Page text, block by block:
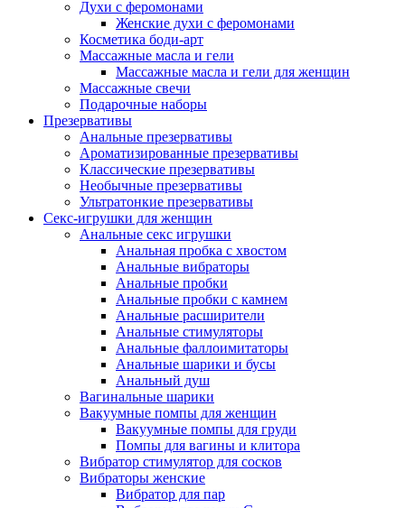
Духи с феромонами
Женские духи с феромонами
Косметика боди-арт
Массажные масла и гели
Массажные масла и гели для женщин
Массажные свечи
Подарочные наборы
Презервативы
Анальные презервативы
Ароматизированные презервативы
Классические презервативы
Необычные презервативы
Ультратонкие презервативы
Секс-игрушки для женщин
Анальные секс игрушки
Анальная пробка с хвостом
Анальные вибраторы
Анальные пробки
Анальные пробки с камнем
Анальные расширители
Анальные стимуляторы
Анальные фаллоимитаторы
Анальные шарики и бусы
Анальный душ
Вагинальные шарики
Вакуумные помпы для женщин
Вакуумные помпы для груди
Помпы для вагины и клитора
Вибратор стимулятор для сосков
Вибраторы женские
Вибратор для пар